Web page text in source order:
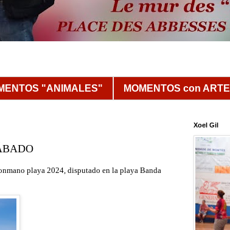
"ANIMALES" MOMENTOS con ARTE
playa 2024, disputado en la playa Banda
Xoel Gil